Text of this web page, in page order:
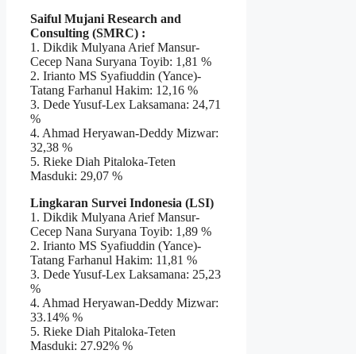
Saiful Mujani Research and
Consulting (SMRC) :
1. Dikdik Mulyana Arief Mansur-
Cecep Nana Suryana Toyib: 1,81 %
2. Irianto MS Syafiuddin (Yance)-
Tatang Farhanul Hakim: 12,16 %
3. Dede Yusuf-Lex Laksamana: 24,71
%
4. Ahmad Heryawan-Deddy Mizwar:
32,38 %
5. Rieke Diah Pitaloka-Teten
Masduki: 29,07 %
Lingkaran Survei Indonesia (LSI)
1. Dikdik Mulyana Arief Mansur-
Cecep Nana Suryana Toyib: 1,89 %
2. Irianto MS Syafiuddin (Yance)-
Tatang Farhanul Hakim: 11,81 %
3. Dede Yusuf-Lex Laksamana: 25,23
%
4. Ahmad Heryawan-Deddy Mizwar:
33.14% %
5. Rieke Diah Pitaloka-Teten
Masduki: 27.92% %